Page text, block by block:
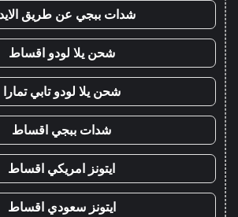
شدات ببجي عن طريق
شحن يلا لودو اقساط
شحن يلا لودو تابي تمارا
شدات ببجي اقساط
ايتونز امريكي اقساط
ايتونز سعودي اقساط